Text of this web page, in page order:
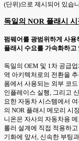
(단위)으로 제시되어 있습
독일의 NOR 플래시
펌웨어를 광범위하게 사용
플래시 수요를 가속화하고
독일의 OEM 및 1차 공급
역 아키텍처로의 전환을
폼에서 사용되는 외부 코
인플레이스 실행, 그리고
요한 자동차 시스템에서
의 NOR 플래시 메모리 시
니온은 자사의 자동차용
롤러 설계에 직접 적용하
기화에 앞서, 신속한 부팅